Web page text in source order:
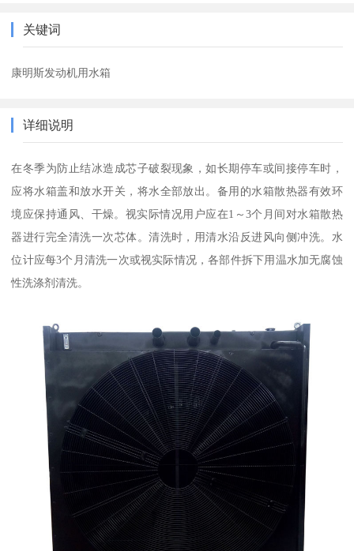
关键词
康明斯发动机用水箱
详细说明
在冬季为防止结冰造成芯子破裂现象，如长期停车或间接停车时，
应将水箱盖和放水开关，将水全部放出。备用的水箱散热器有效环
境应保持通风、干燥。视实际情况用户应在1～3个月间对水箱散热
器进行完全清洗一次芯体。清洗时，用清水沿反进风向侧冲洗。水
位计应每3个月清洗一次或视实际情况，各部件拆下用温水加无腐蚀
性洗涤剂清洗。